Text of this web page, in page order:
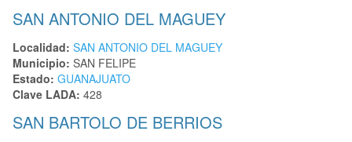
SAN ANTONIO DEL MAGUEY
Localidad: SAN ANTONIO DEL MAGUEY
Municipio: SAN FELIPE
Estado: GUANAJUATO
Clave LADA: 428
SAN BARTOLO DE BERRIOS